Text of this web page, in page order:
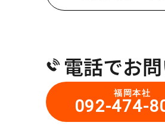
電話でお
福岡本社
092-474-